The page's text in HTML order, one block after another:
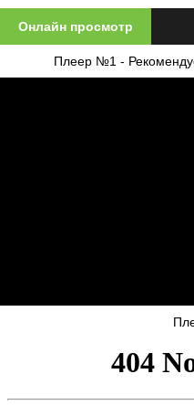
Онлайн просмотр
Плеер №1 -